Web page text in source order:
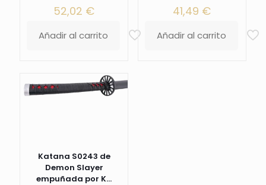
de
S0258H
cantidad
52,02 €
Añadir al carrito
41,49 €
Añadir al carrito
Katana S0243 de
Demon Slayer
empuñada por K...